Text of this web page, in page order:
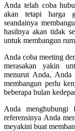
Anda telah coba
akan tetapi harga
seandainya
hasilnya akan tidak
untuk membangun
Anda coba meeting
merasakan yakin
menurut Anda, Anda
membangun perlu
beberapa bulan
Anda
referensinya Anda
meyakini buat